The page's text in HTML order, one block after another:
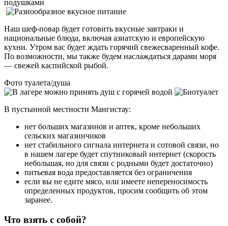
Наш шеф-повар будет готовить вкусные завтраки и
национальные блюда, включая азиатскую и европейскую
кухни. Утром вас будет ждать горячий свежесваренный кофе.
По возможности, мы также будем наслаждаться дарами моря
— свежей каспийской рыбой.
Фото туалета/душа
В пустынной местности Мангистау:
нет больших магазинов и аптек, кроме небольших
сельских магазинчиков
нет стабильного сигнала интернета и сотовой связи, но
в нашем лагере будет спутниковый интернет (скорость
небольшая, но для связи с родными будет достаточно)
питьевая вода предоставляется без ограничения
если вы не едите мясо, или имеете непереносимость
определенных продуктов, просим сообщить об этом
заранее.
Что взять с собой?